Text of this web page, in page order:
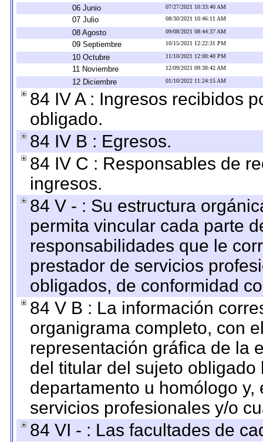
06 Junio 07/27/2021 10:33:40 AM
07 Julio 08/30/2021 10:46:11 AM
08 Agosto 09/08/2021 08:44:37 AM
09 Septiembre 10/15/2021 12:22:31 PM
10 Octubre 11/10/2021 12:00:40 PM
11 Noviembre 12/09/2021 09:38:42 AM
12 Diciembre 01/10/2022 11:24:15 AM
84 IV A : Ingresos recibidos
obligado.
84 IV B : Egresos.
84 IV C : Responsables de
ingresos.
84 V - : Su estructura
permita vincular cada parte
responsabilidades que le
prestador de servicios
obligados, de conformidad
84 V B : La información
organigrama completo, con
representación gráfica de la
del titular del sujeto
departamento u homólogo
servicios profesionales y/o
84 VI - : Las facultades de